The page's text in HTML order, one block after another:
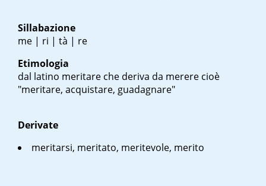
Sillabazione
me | ri | tà | re
Etimologia
dal latino meritare che deriva da merere cioè
"meritare, acquistare, guadagnare"
Derivate
meritarsi, meritato, meritevole, merito